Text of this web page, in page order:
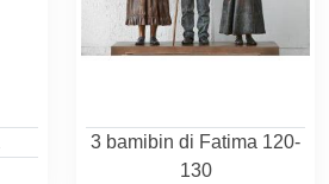
3 bamibin di Fatima 120-
130